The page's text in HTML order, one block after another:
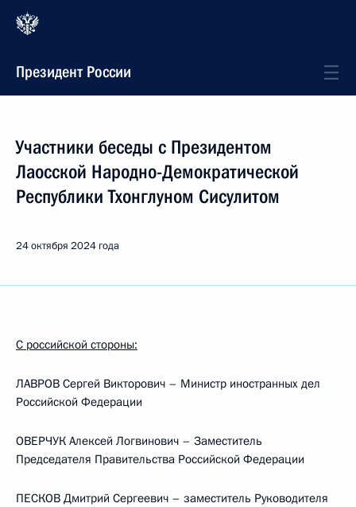
Президент России
Участники беседы с Президентом
Лаосской Народно-Демократической
Республики Тхонглуном Сисулитом
24 октября 2024 года
С российской стороны:
ЛАВРОВ Сергей Викторович – Министр иностранных дел
Российской Федерации
ОВЕРЧУК Алексей Логвинович – Заместитель
Председателя Правительства Российской Федерации
ПЕСКОВ Дмитрий Сергеевич – заместитель Руководителя